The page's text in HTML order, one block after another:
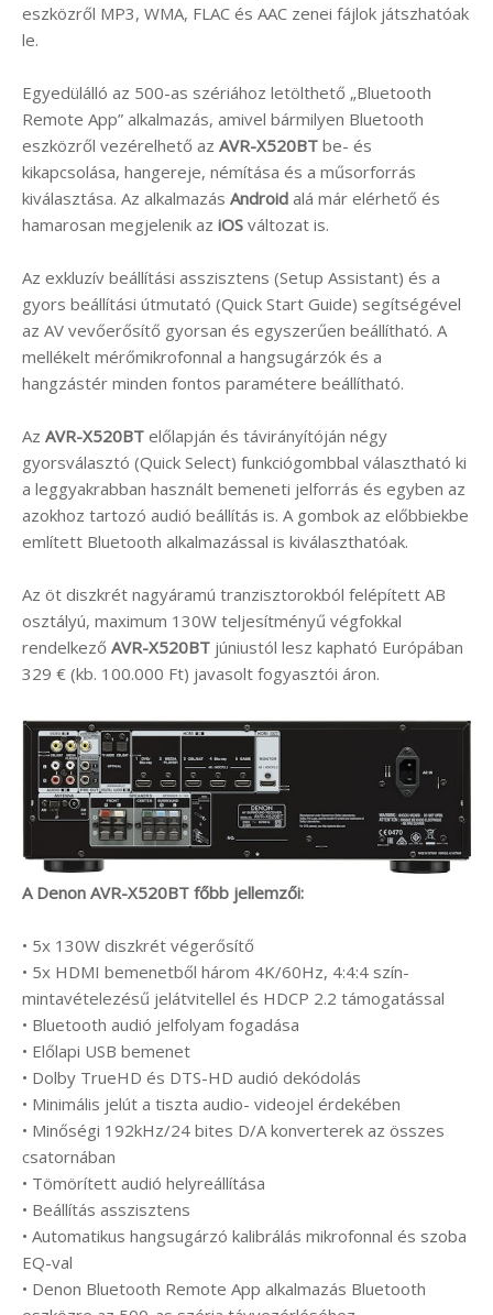
eszközről MP3, WMA, FLAC és AAC zenei fájlok játszhatóak
le.
Egyedülálló az 500-as szériához letölthető „Bluetooth
Remote App” alkalmazás, amivel bármilyen Bluetooth
eszközről vezérelhető az AVR-X520BT be- és
kikapcsolása, hangereje, némítása és a műsorforrás
kiválasztása. Az alkalmazás Android alá már elérhető és
hamarosan megjelenik az iOS változat is.
Az exkluzív beállítási asszisztens (Setup Assistant) és a
gyors beállítási útmutató (Quick Start Guide) segítségével
az AV vevőerősítő gyorsan és egyszerűen beállítható. A
mellékelt mérőmikrofonnal a hangsugárzók és a
hangzástér minden fontos paramétere beállítható.
Az AVR-X520BT előlapján és távirányítóján négy
gyorsválasztó (Quick Select) funkciógombbal választható ki
a leggyakrabban használt bemeneti jelforrás és egyben az
azokhoz tartozó audió beállítás is. A gombok az előbbiekbe
említett Bluetooth alkalmazással is kiválaszthatóak.
Az öt diszkrét nagyáramú tranzisztorokból felépített AB
osztályú, maximum 130W teljesítményű végfokkal
rendelkező AVR-X520BT júniustól lesz kapható Európában
329 € (kb. 100.000 Ft) javasolt fogyasztói áron.
A Denon AVR-X520BT főbb jellemzői:
• 5x 130W diszkrét végerősítő
• 5x HDMI bemenetből három 4K/60Hz, 4:4:4 szín-
mintavételezésű jelátvitellel és HDCP 2.2 támogatással
• Bluetooth audió jelfolyam fogadása
• Előlapi USB bemenet
• Dolby TrueHD és DTS-HD audió dekódolás
• Minimális jelút a tiszta audio- videojel érdekében
• Minőségi 192kHz/24 bites D/A konverterek az összes
csatornában
• Tömörített audió helyreállítása
• Beállítás asszisztens
• Automatikus hangsugárzó kalibrálás mikrofonnal és szoba
EQ-val
• Denon Bluetooth Remote App alkalmazás Bluetooth